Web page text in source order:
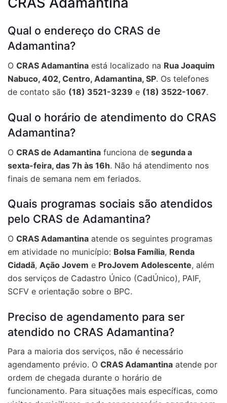
Qual o endereço do CRAS de
Adamantina?
O CRAS Adamantina está localizado na Rua Joaquim
Nabuco, 402, Centro, Adamantina, SP. Os telefones
de contato são (18) 3521-3239 e (18) 3522-1067.
Qual o horário de atendimento do CRAS
Adamantina?
O CRAS de Adamantina funciona de segunda a
sexta-feira, das 7h às 16h. Não há atendimento nos
finais de semana nem em feriados.
Quais programas sociais são atendidos
pelo CRAS de Adamantina?
O CRAS Adamantina atende os seguintes programas
em atividade no município: Bolsa Família, Renda
Cidadã, Ação Jovem e ProJovem Adolescente, além
dos serviços de Cadastro Único (CadÚnico), PAIF,
SCFV e orientação sobre o BPC.
Preciso de agendamento para ser
atendido no CRAS Adamantina?
Para a maioria dos serviços, não é necessário
agendamento prévio. O CRAS Adamantina atende por
ordem de chegada durante o horário de
funcionamento. Para situações mais específicas, como